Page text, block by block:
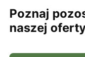
Poznaj
naszej